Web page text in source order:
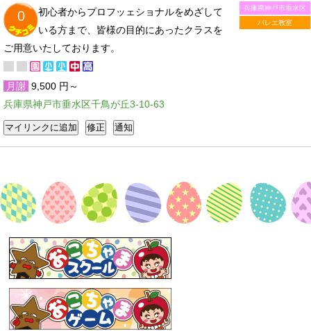
兵庫県神戸市垂水区
バレエ教室
0
初心者からプロフッェショナルをめざして
いる方まで、皆様の目的にあったクラスを
ご用意いたしております。
月謝 9,500 円～
兵庫県神戸市垂水区千鳥が丘3-10-63